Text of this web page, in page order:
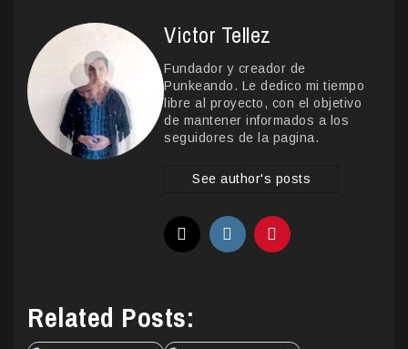
Victor Tellez
Fundador y creador de
Punkeando. Le dedico mi tiempo
libre al proyecto, con el objetivo
de mantener informados a los
seguidores de la pagina.
See author's posts
Related Posts: